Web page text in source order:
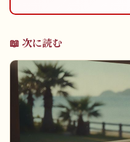
📖 次に読む